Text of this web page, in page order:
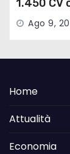
1.450 CV
Ago 9,
Home
Attualità
Economia